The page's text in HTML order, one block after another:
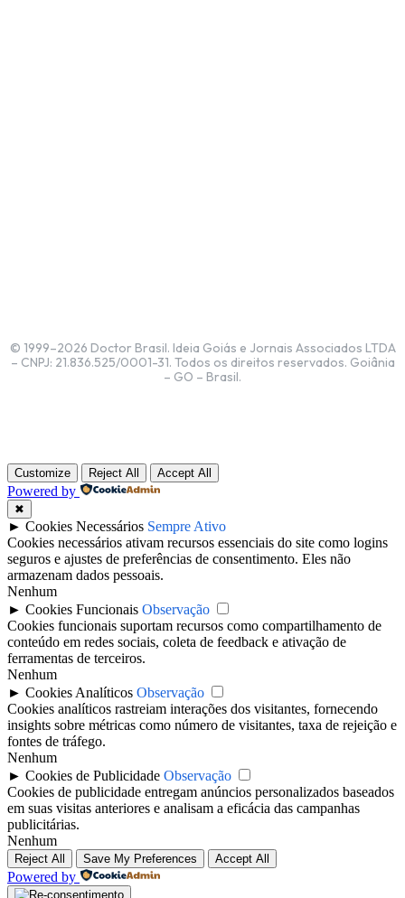
© 1999–2026 Doctor Brasil. Ideia Goiás e Jornais Associados LTDA
– CNPJ: 21.836.525/0001-31. Todos os direitos reservados. Goiânia
– GO – Brasil.
Customize Reject All Accept All
Powered by
✖
► Cookies Necessários Sempre Ativo
Cookies necessários ativam recursos essenciais do site como logins
seguros e ajustes de preferências de consentimento. Eles não
armazenam dados pessoais.
Nenhum
► Cookies Funcionais Observação
Cookies funcionais suportam recursos como compartilhamento de
conteúdo em redes sociais, coleta de feedback e ativação de
ferramentas de terceiros.
Nenhum
► Cookies Analíticos Observação
Cookies analíticos rastreiam interações dos visitantes, fornecendo
insights sobre métricas como número de visitantes, taxa de rejeição e
fontes de tráfego.
Nenhum
► Cookies de Publicidade Observação
Cookies de publicidade entregam anúncios personalizados baseados
em suas visitas anteriores e analisam a eficácia das campanhas
publicitárias.
Nenhum
Reject All Save My Preferences Accept All
Powered by